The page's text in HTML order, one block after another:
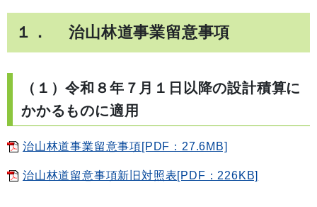
１． 治山林道事業留意事項
（１）令和８年７月１日以降の設計積算に
かかるものに適用
治山林道事業留意事項[PDF：27.6MB]
治山林道留意事項新旧対照表[PDF：226KB]